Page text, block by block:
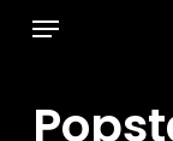
principal
Menú